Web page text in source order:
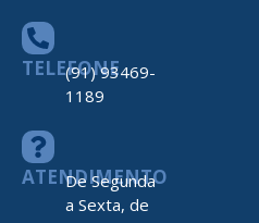
TELEFONE
(91) 93469-
1189
ATENDIMENTO
De Segunda
a Sexta, de